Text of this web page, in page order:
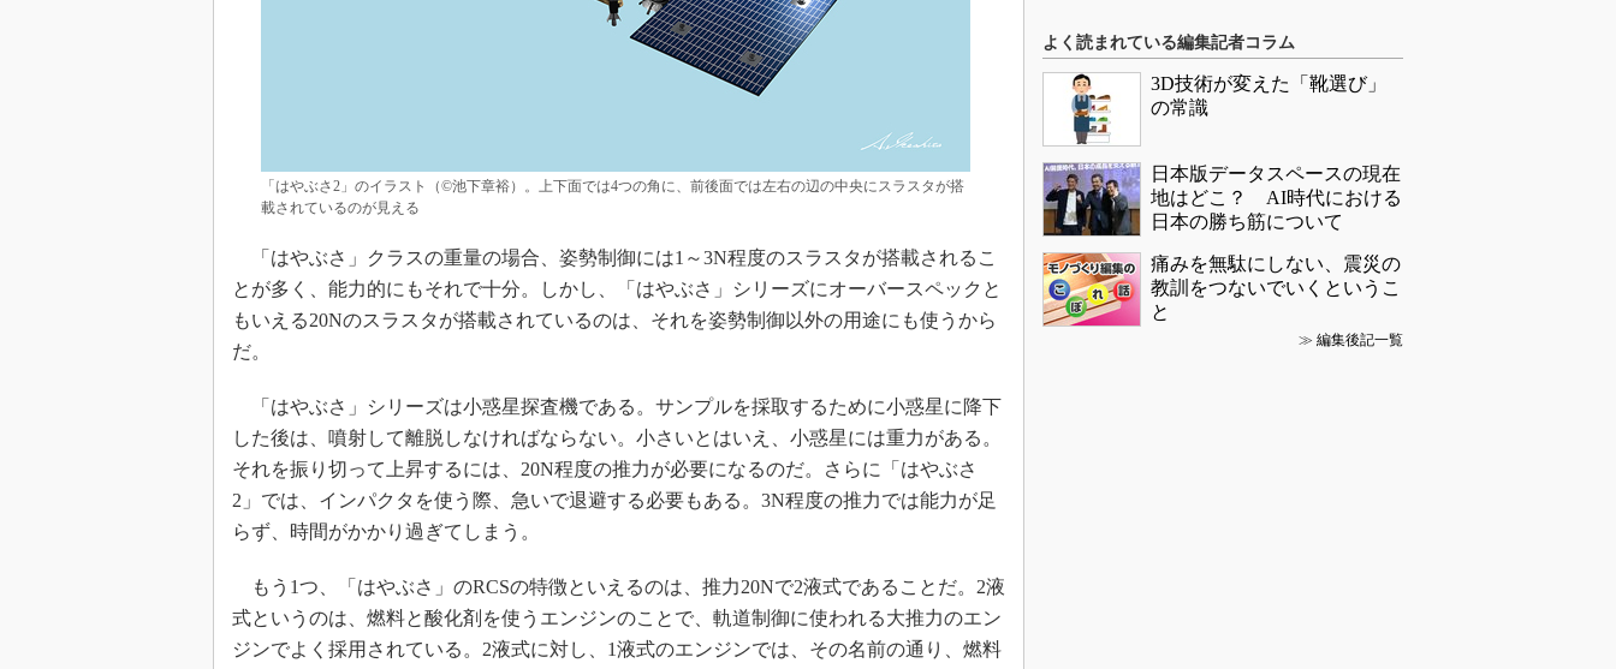
「はやぶさ2」のイラスト（©池下章裕）。上下面では4つの角に、前後面では左右の辺の中央にスラスタが搭
載されているのが見える
「はやぶさ」クラスの重量の場合、姿勢制御には1～3N程度のスラスタが搭載されるこ
とが多く、能力的にもそれで十分。しかし、「はやぶさ」シリーズにオーバースペックと
もいえる20Nのスラスタが搭載されているのは、それを姿勢制御以外の用途にも使うから
だ。
「はやぶさ」シリーズは小惑星探査機である。サンプルを採取するために小惑星に降下
した後は、噴射して離脱しなければならない。小さいとはいえ、小惑星には重力がある。
それを振り切って上昇するには、20N程度の推力が必要になるのだ。さらに「はやぶさ
2」では、インパクタを使う際、急いで退避する必要もある。3N程度の推力では能力が足
らず、時間がかかり過ぎてしまう。
もう1つ、「はやぶさ」のRCSの特徴といえるのは、推力20Nで2液式であることだ。2液
式というのは、燃料と酸化剤を使うエンジンのことで、軌道制御に使われる大推力のエン
ジンでよく採用されている。2液式に対し、1液式のエンジンでは、その名前の通り、燃料
よく読まれている編集記者コラム
3D技術が変えた「靴選び」
の常識
日本版データスペースの現在
地はどこ？ AI時代における
日本の勝ち筋について
痛みを無駄にしない、震災の
教訓をつないでいくというこ
と
≫ 編集後記一覧